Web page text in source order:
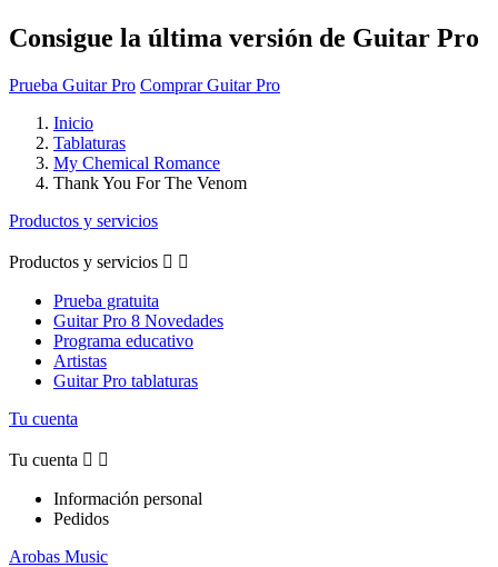
Consigue la última versión de Guitar Pro
Prueba Guitar Pro Comprar Guitar Pro
Inicio
Tablaturas
My Chemical Romance
Thank You For The Venom
Productos y servicios
Productos y servicios  
Prueba gratuita
Guitar Pro 8 Novedades
Programa educativo
Artistas
Guitar Pro tablaturas
Tu cuenta
Tu cuenta  
Información personal
Pedidos
Arobas Music